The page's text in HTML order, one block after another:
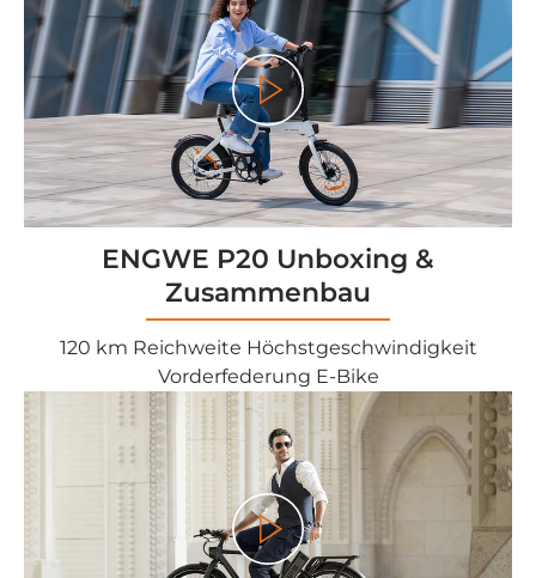
<tc>Gioco</tc>
ENGWE P20 Unboxing &
Zusammenbau
120 km Reichweite Höchstgeschwindigkeit
Vorderfederung E-Bike
<tc>Gioco</tc>